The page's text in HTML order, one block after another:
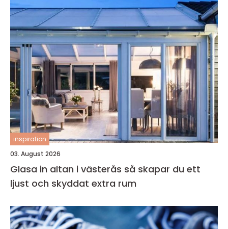
inspiration
03. August 2026
Glasa in altan i västerås så skapar du ett
ljust och skyddat extra rum